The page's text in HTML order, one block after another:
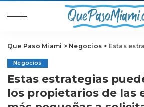
Que Paso Miami > Negocios > Estas estrategias pueden ayudar a
Negocios
Estas estrategias
los propietarios de las